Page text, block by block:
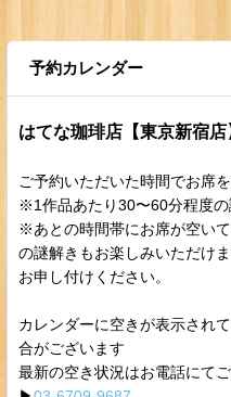
予約カレンダー
はてな珈琲店【東京新宿
ご予約いただいた時間でお席
※1作品あたり30〜60分程度の
※あとの時間帯にお席が空い
の謎解きもお楽しみいただけ
お申し付けください。
カレンダーに空きが表示され
合がございます
最新の空き状況はお電話にて